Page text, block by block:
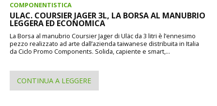
COMPONENTISTICA
ULAC. COURSIER JAGER 3L, LA BORSA AL MANUBRIO
LEGGERA ED ECONOMICA
La Borsa al manubrio Coursier Jager di Uläc da 3 litri è l’ennesimo
pezzo realizzato ad arte dall’azienda taiwanese distribuita in Italia
da Ciclo Promo Components. Solida, capiente e smart,...
CONTINUA A LEGGERE